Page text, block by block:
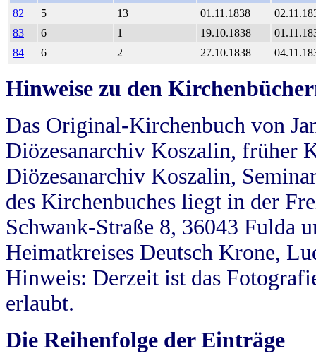
82
5 13 01.11.1838
83
6 1 19.10.1838
84
6 2 27.10.1838
Hinweise zu den
Das Original-Kirchenbuch von
Diözesanarchiv Koszalin, früher
Diözesanarchiv Koszalin,
des Kirchenbuches liegt in der
Schwank-Straße 8, 36043 Fulda
Heimatkreises Deutsch Krone,
Hinweis: Derzeit ist das
erlaubt.
Die Reihenfolge der Einträge